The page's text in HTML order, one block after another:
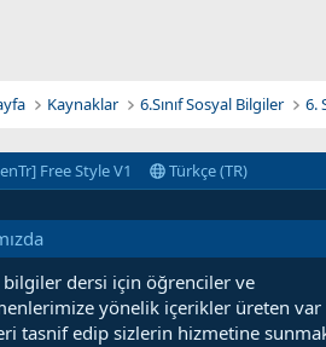
Kaynaklar 6.Sınıf Sosyal Bilgiler
Free Style V1 Türkçe (TR)
bilgiler dersi için öğrenciler ve
yönelik içerikler üreten var
tasnif edip sizlerin hizmetine